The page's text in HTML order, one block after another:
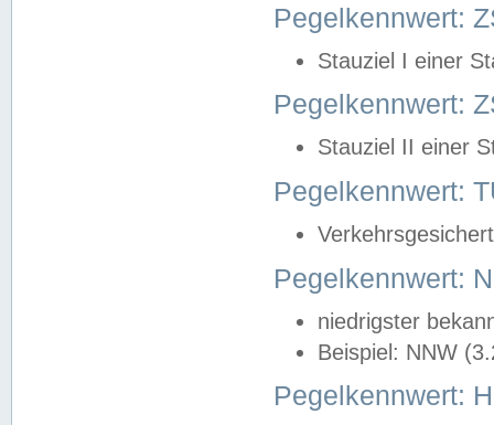
Pegelkennwert:
Stauziel I einer
Pegelkennwert:
Stauziel II einer
Pegelkennwert:
Pegelkennwert:
niedrigster
Beispiel: NNW
Pegelkennwert: